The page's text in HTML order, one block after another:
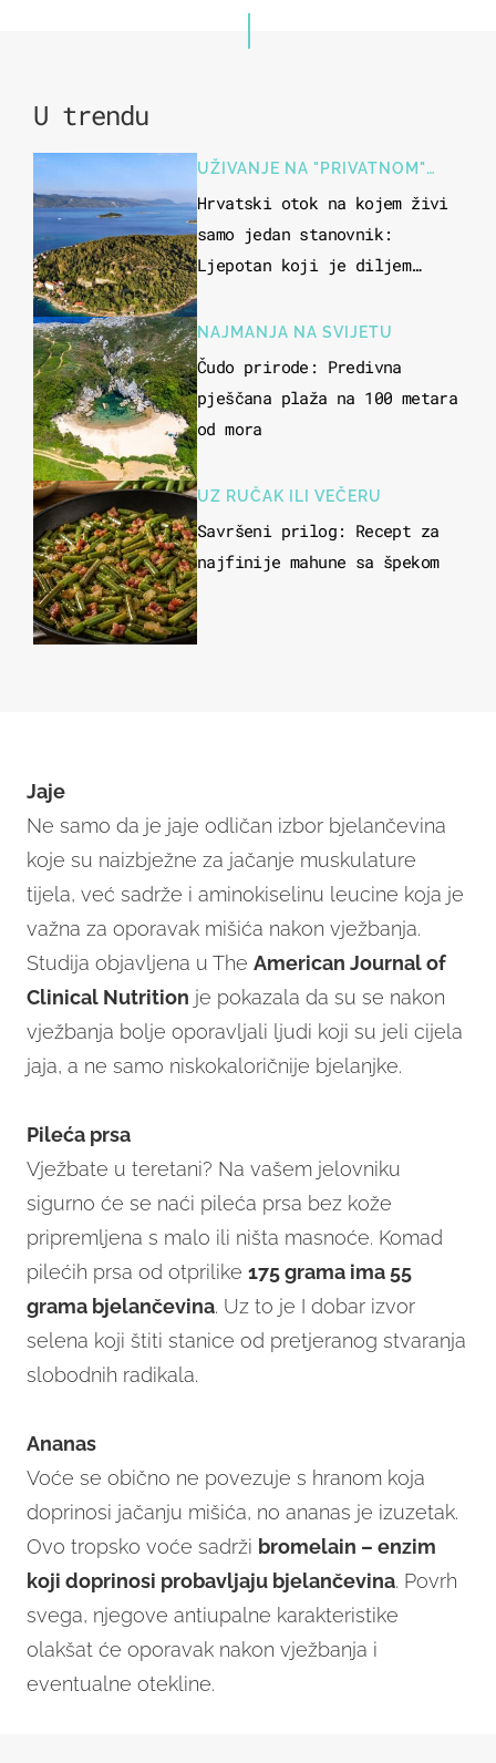
U trendu
UŽIVANJE NA "PRIVATNOM"
OTOKU
Hrvatski otok na kojem živi
samo jedan stanovnik:
Ljepotan koji je diljem
"bijelom zlatu"
NAJMANJA NA SVIJETU
Čudo prirode: Predivna
pješčana plaža na 100 metara
od mora
UZ RUČAK ILI VEČERU
Savršeni prilog: Recept za
najfinije mahune sa špekom
Jaje
Ne samo da je jaje odličan izbor bjelančevina
koje su naizbježne za jačanje muskulature
tijela, već sadrže i aminokiselinu leucine koja je
važna za oporavak mišića nakon vježbanja.
Studija objavljena u The American Journal of
Clinical Nutrition je pokazala da su se nakon
vježbanja bolje oporavljali ljudi koji su jeli cijela
jaja, a ne samo niskokaloričnije bjelanjke.
Pileća prsa
Vježbate u teretani? Na vašem jelovniku
sigurno će se naći pileća prsa bez kože
pripremljena s malo ili ništa masnoće. Komad
pilećih prsa od otprilike 175 grama ima 55
grama bjelančevina. Uz to je I dobar izvor
selena koji štiti stanice od pretjeranog stvaranja
slobodnih radikala.
Ananas
Voće se obično ne povezuje s hranom koja
doprinosi jačanju mišića, no ananas je izuzetak.
Ovo tropsko voće sadrži bromelain – enzim
koji doprinosi probavljaju bjelančevina. Povrh
svega, njegove antiupalne karakteristike
olakšat će oporavak nakon vježbanja i
eventualne otekline.